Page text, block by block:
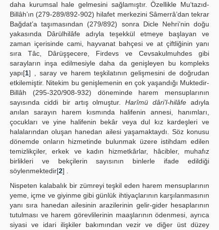
daha kurumsal hale gelmesini sağlamıştır. Özellikle Mu‘tazıd-
Billâh’ın (279-289/892-902) hilafet merkezini Sâmerrâ’dan tekrar
Bağdat’a taşımasından (279/892) sonra Dicle Nehri’nin doğu
yakasında Dârülhilâfe adıyla teşekkül etmeye başlayan ve
zaman içerisinde cami, hayvanat bahçesi ve at çiftliğinin yanı
sıra Tâc, Dârüşşecere, Firdevs ve Cevsakulmuhdes gibi
sarayların inşa edilmesiyle daha da genişleyen bu kompleks
yapı[1] , saray ve harem teşkilatının gelişmesini de doğrudan
etkilemiştir. Nitekim bu genişlemenin en çok yaşandığı Muktedir-
Billâh (295-320/908-932) döneminde harem mensuplarının
sayısında ciddi bir artış olmuştur.Harîmü dâri’l-hilâfe adıyla
anılan sarayın harem kısmında halifenin annesi, hanımları,
çocukları ve yine halifenin bekâr veya dul kız kardeşleri ve
halalarından oluşan hanedan ailesi yaşamaktaydı. Söz konusu
dönemde onların hizmetinde bulunmak üzere istihdam edilen
temizlikçiler, erkek ve kadın hizmetkârlar, hâcibler, muhafız
birlikleri ve bekçilerin sayısının binlerle ifade edildiği
söylenmektedir[2] .
Nispeten kalabalık bir zümreyi teşkil eden harem mensuplarının
yeme, içme ve giyinme gibi günlük ihtiyaçlarının karşılanmasının
yanı sıra hanedan ailesinin arazilerinin gelir-gider hesaplarının
tutulması ve harem görevlilerinin maaşlarının ödenmesi, ayrıca
siyasi ve idari ilişkiler bakımından vezir ve diğer üst düzey